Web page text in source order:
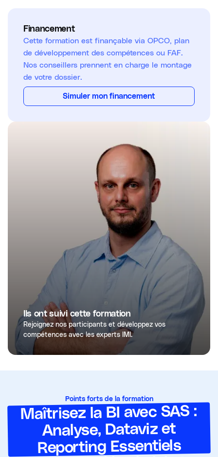
Financement
Cette formation est finançable via OPCO, plan
de développement des compétences ou FAF.
Nos conseillers prennent en charge le montage
de votre dossier.
Simuler mon financement
Ils ont suivi cette formation
Rejoignez nos participants et développez vos
compétences avec les experts IMI.
Points forts de la formation
Maîtrisez la BI avec SAS :
Analyse, Dataviz et
Reporting Essentiels